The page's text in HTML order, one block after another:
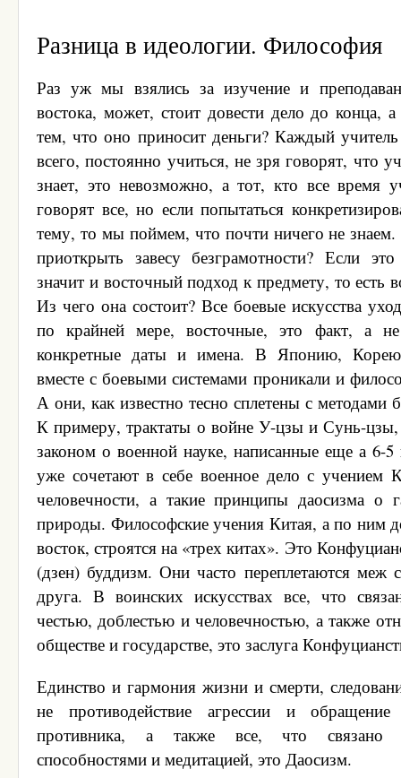
Разница в идеологии. Философия
Раз уж мы взялись за изучение и
востока, может, стоит довести дело до конца, а
тем, что оно приносит деньги? Каждый
всего, постоянно учиться, не зря говорят, что
знает, это невозможно, а тот, кто все время
говорят все, но если попытаться
тему, то мы поймем, что почти ничего не
приоткрыть завесу безграмотности? Если
значит и восточный подход к предмету, то есть
Из чего она состоит? Все боевые искусства
по крайней мере, восточные, это факт, а
конкретные даты и имена. В Японию,
вместе с боевыми системами проникали и
А они, как известно тесно сплетены с методами
К примеру, трактаты о войне У-цзы и Сунь-цзы,
законом о военной науке, написанные еще а 6-
уже сочетают в себе военное дело с учением
человечности, а такие принципы даосизма о
природы. Философские учения Китая, а по ним
восток, строятся на «трех китах». Это
(дзен) буддизм. Они часто переплетаются меж
друга. В воинских искусствах все, что
честью, доблестью и человечностью, а также
обществе и государстве, это заслуга
Единство и гармония жизни и смерти,
не противодействие агрессии и
противника, а также все, что связано с
способностями и медитацией, это Даосизм.